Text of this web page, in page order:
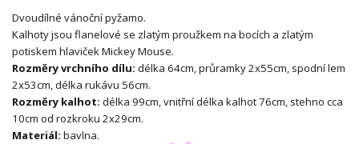
Dvoudílné vánoční pyžamo.
Kalhoty jsou flanelové se zlatým proužkem na bocích a zlatým
potiskem hlaviček Mickey Mouse.
Rozměry vrchního dílu: délka 64cm, průramky 2x55cm, spodní lem
2x53cm, délka rukávu 56cm.
Rozměry kalhot: délka 99cm, vnitřní délka kalhot 76cm, stehno cca
10cm od rozkroku 2x29cm.
Materiál: bavlna.